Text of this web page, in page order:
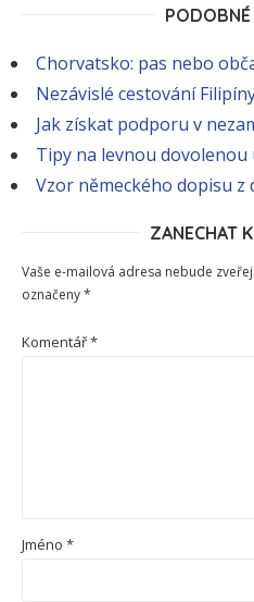
Chorvatsko: pas nebo
Nezávislé cestování
Jak získat podporu v
Tipy na levnou dovolenou
Vzor německého dopisu z
ZANECHAT
Vaše e-mailová adresa nebude
označeny*
Komentář*
Jméno *